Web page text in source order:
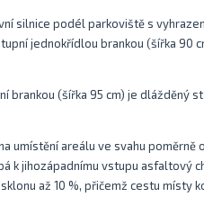
silnice podél parkoviště s
jednokřídlou brankou (šířka 90
brankou (šířka 95 cm) je dlážděný
umístění areálu ve svahu poměrně
k jihozápadnímu vstupu asfaltový
až 10 %, přičemž cestu místy